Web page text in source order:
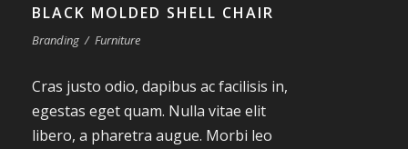
BLACK MOLDED SHELL CHAIR
Branding / Furniture
Cras justo odio, dapibus ac facilisis in,
egestas eget quam. Nulla vitae elit
libero, a pharetra augue. Morbi leo